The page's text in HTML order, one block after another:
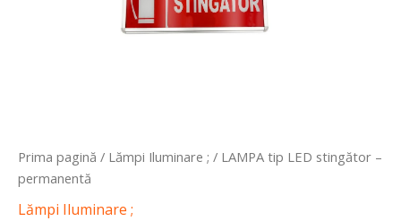
Prima pagină / Lămpi Iluminare ; / LAMPA tip LED stingător –
permanentă
Lămpi Iluminare ;